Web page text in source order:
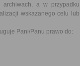
a w przypadku
wskazanego celu lub
Pani/Panu prawo do: